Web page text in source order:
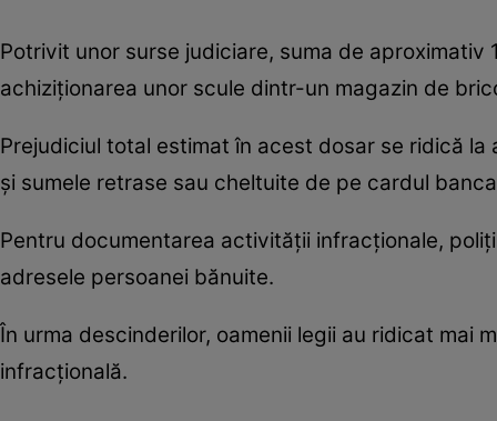
Potrivit unor surse judiciare, suma de
achiziționarea unor scule dintr-un magazin de
Prejudiciul total estimat în acest dosar se ridică
și sumele retrase sau cheltuite de pe cardul
Pentru documentarea activității infracționale,
adresele persoanei bănuite.
În urma descinderilor, oamenii legii au ridicat
infracțională.